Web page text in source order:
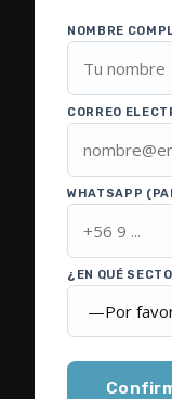
NOMBRE
CORREO
WHATSAPP
¿EN QUÉ